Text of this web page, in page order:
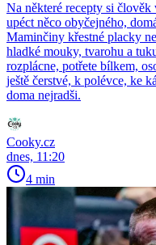
Na některé recepty si
upéct něco obyčejného,
Maminčiny křestné placky
hladké mouky, tvarohu a
rozplácne, potřete bílkem,
ještě čerstvé, k polévce, ke
doma nejradši.
Cooky.cz
dnes, 11:20
4 min